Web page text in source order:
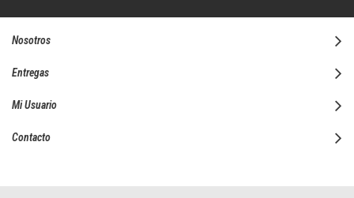
Nosotros
Entregas
Mi Usuario
Contacto